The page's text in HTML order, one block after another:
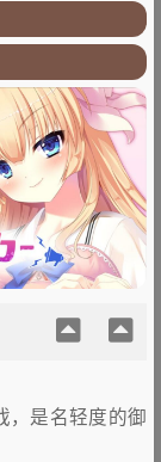
，是名轻度的御